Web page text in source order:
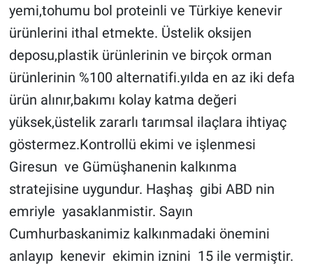
yemi,tohumu bol proteinli ve Türkiye kenevir
ürünlerini ithal etmekte. Üstelik oksijen
deposu,plastik ürünlerinin ve birçok orman
ürünlerinin %100 alternatifi.yılda en az iki defa
ürün alınır,bakımı kolay katma değeri
yüksek,üstelik zararlı tarımsal ilaçlara ihtiyaç
göstermez.Kontrollü ekimi ve işlenmesi
Giresun  ve Gümüşhanenin kalkınma
stratejisine uygundur. Haşhaş  gibi ABD nin
emriyle  yasaklanmistir. Sayın
Cumhurbaskanimiz kalkınmadaki önemini
anlayıp  kenevir  ekimin iznini  15 ile vermiştir.